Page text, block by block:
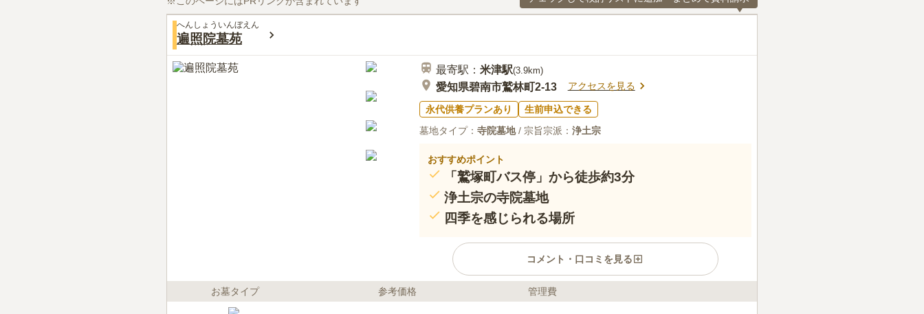
へんしょういんぼえん
遍照院墓苑
最寄駅： 米津駅(3.9km)
愛知県碧南市鷲林町2-13 アクセスを見る
永代供養プランあり
生前申込できる
墓地タイプ： 寺院墓地/ 宗旨宗派： 浄土宗
おすすめポイント
「鷲塚町バス停」から徒歩約3分
浄土宗の寺院墓地
四季を感じられる場所
コメント・口コミを見る
ライフドット編集部のコメント
お墓タイプ 参考価格 管理費